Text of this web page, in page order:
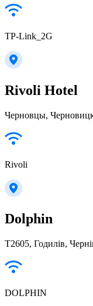
TP-Link_2G
Rivoli Hotel
Черновцы,
Rivoli
Dolphin
T2605, Годилів,
DOLPHIN